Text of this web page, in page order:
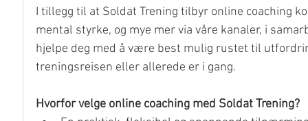
I tillegg til at Soldat Trening tilbyr online coaching
mental styrke, og mye mer via våre kanaler, i
hjelpe deg med å være best mulig rustet til
treningsreisen eller allerede er i gang.
Hvorfor velge online coaching med Soldat Trening?